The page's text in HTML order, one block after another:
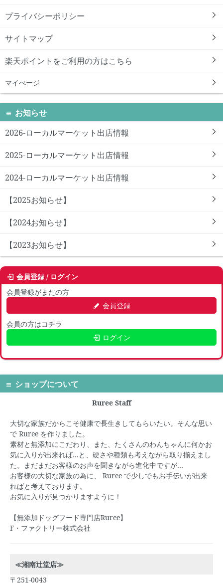
プライバシーポリシー
サイトマップ
楽天ポイントをご利用の方はこちら
マイぺージ
お知らせ
2026-ローカルマーケット出店情報
2025-ローカルマーケット出店情報
2024-ローカルマーケット出店情報
【2025お知らせ】
【2024お知らせ】
【2023お知らせ】
会員登録 / ログイン
会員登録がまだの方
会員登録
会員の方はコチラ
ログイン
ショップについて
Ruree Staff
大切な家族だからこそ健康で長生きしてもらいたい。そんな思い
で Ruree を作りました。
素材と無添加にこだわり、また、たくさんのわんちゃんに何かお
気に入りが出来れば…と、硬さや種類も考えながら取り揃えまし
た。まだまだお客様のお声を聞きながら進化中ですが…
お客様の大切な家族の為に、 Ruree で少しでもお手伝いが出来
ればと考えております。
お気に入りが見つかりますように！
【無添加ドッグフード専門店Ruree】
F・ファクトリー株式会社
≪湘南辻堂店≫
〒251-0043